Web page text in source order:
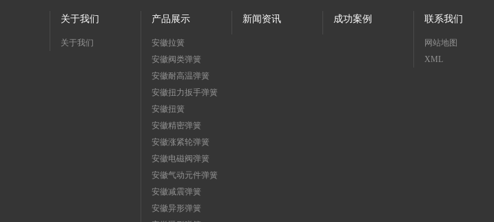
关于我们
关于我们
产品展示
安徽拉簧
安徽阀类弹簧
安徽耐高温弹簧
安徽扭力扳手弹簧
安徽扭簧
安徽精密弹簧
安徽涨紧轮弹簧
安徽电磁阀弹簧
安徽气动元件弹簧
安徽减震弹簧
安徽异形弹簧
新闻资讯 成功案例 联系我们
网站地图
XML